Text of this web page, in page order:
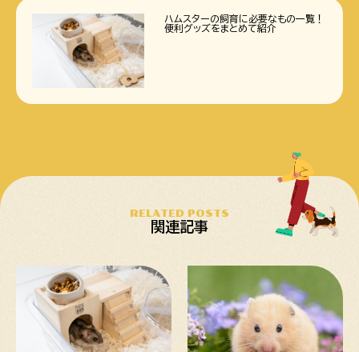
ハムスターの飼育に必要なもの一覧！
便利グッズをまとめて紹介
RELATED POSTS
関連記事